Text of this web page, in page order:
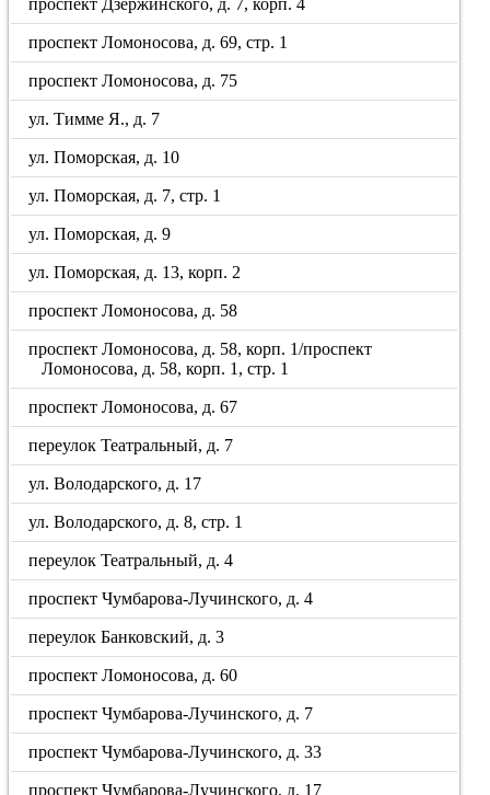
проспект Дзержинского, д. 7, корп. 4
проспект Ломоносова, д. 69, стр. 1
проспект Ломоносова, д. 75
ул. Тимме Я., д. 7
ул. Поморская, д. 10
ул. Поморская, д. 7, стр. 1
ул. Поморская, д. 9
ул. Поморская, д. 13, корп. 2
проспект Ломоносова, д. 58
проспект Ломоносова, д. 58, корп. 1/проспект
Ломоносова, д. 58, корп. 1, стр. 1
проспект Ломоносова, д. 67
переулок Театральный, д. 7
ул. Володарского, д. 17
ул. Володарского, д. 8, стр. 1
переулок Театральный, д. 4
проспект Чумбарова-Лучинского, д. 4
переулок Банковский, д. 3
проспект Ломоносова, д. 60
проспект Чумбарова-Лучинского, д. 7
проспект Чумбарова-Лучинского, д. 33
проспект Чумбарова-Лучинского, д. 17